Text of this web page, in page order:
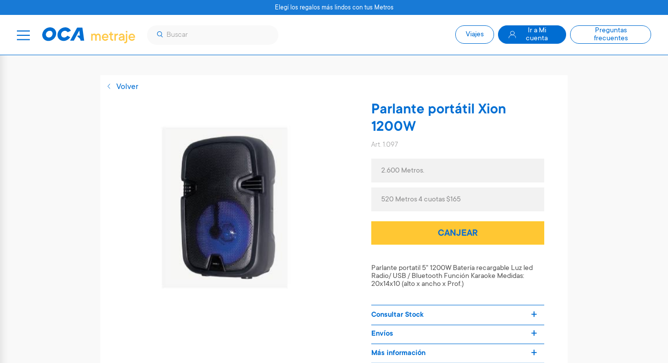
Volver
Parlante portátil Xion
1200W
Art. 1.097
2.600 Metros.
520 Metros 4 cuotas $165
CANJEAR
Parlante portatil 5" 1200W Batería recargable Luz led
Radio/ USB / Bluetooth Función Karaoke Medidas:
20x14x10 (alto x ancho x Prof.)
Consultar Stock
Envíos
Más información
Elegí los regalos más lindos con tus Metros
Viajes
Ir a Mi
cuenta
Preguntas
frecuentes